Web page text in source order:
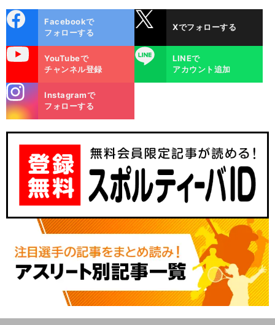
ok
Facebookで
フォローする
Xでフォローする
YouTubeで
チャンネル登録
LINE
LINEで
アカウント追加
m
Instagramで
フォローする